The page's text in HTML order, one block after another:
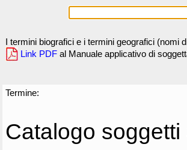
I termini biografici e i termini geografici (nomi
Link PDF al Manuale applicativo di
Termine:
Catalogo soggetti